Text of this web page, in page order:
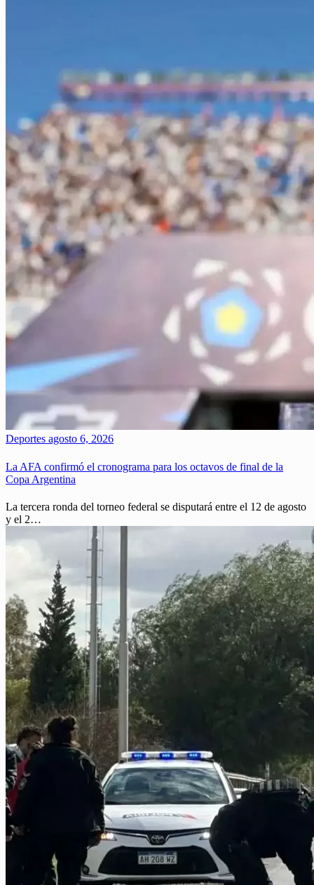
Deportes agosto 6, 2026
La AFA confirmó el cronograma para los octavos de final de la
Copa Argentina
La tercera ronda del torneo federal se disputará entre el 12 de agosto
y el 2…